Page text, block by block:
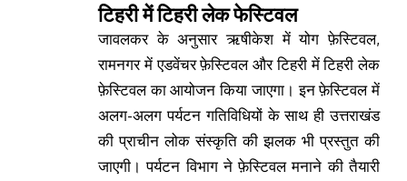
टिहरी में टिहरी लेक फेस्टिवल
जावलकर के अनुसार ऋषीकेश में योग फ़ेस्टिवल,
रामनगर में एडवेंचर फ़ेस्टिवल और टिहरी में टिहरी लेक
फ़ेस्टिवल का आयोजन किया जाएगा। इन फ़ेस्टिवल में
अलग-अलग पर्यटन गतिविधियों के साथ ही उत्तराखंड
की प्राचीन लोक संस्कृति की झलक भी प्रस्तुत की
जाएगी। पर्यटन विभाग ने फ़ेस्टिवल मनाने की तैयारी